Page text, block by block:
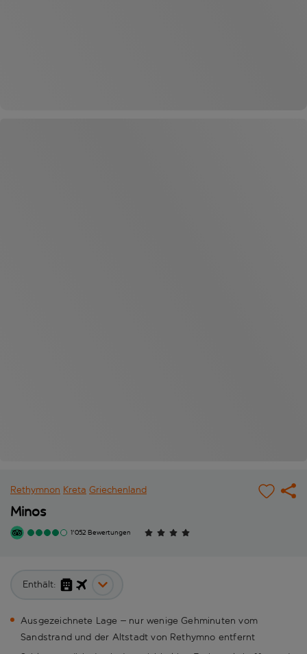
Rethymnon Kreta Griechenland
Minos
1'052 Bewertungen
Enthält:
Ausgezeichnete Lage – nur wenige Gehminuten vom
Sandstrand und der Altstadt von Rethymno entfernt